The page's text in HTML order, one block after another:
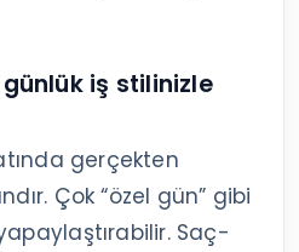
günlük iş stilinizle
gerçekten
Çok “özel gün” gibi
Saç-